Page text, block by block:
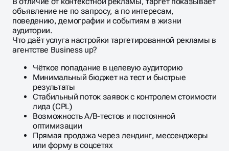
объявление не по запросу, а по интересам,
поведению, демографии и событиям в жизни
аудитории.
Что даёт услуга настройки таргетированной рекламы в
агентстве Business up?
Чёткое попадание в целевую аудиторию
Минимальный бюджет на тест и быстрые
результаты
Стабильный поток заявок с контролем стоимости
лида (CPL)
Возможность A/B-тестов и постоянной
оптимизации
Прямая продажа через лендинг, мессенджеры
или форму в соцсетях